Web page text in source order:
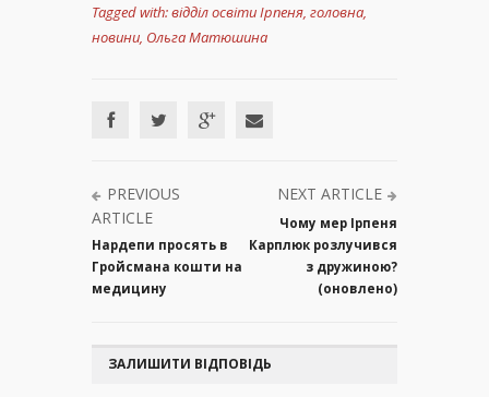
Tagged with:відділ освіти Ірпеня, головна,
новини, Ольга Матюшина
PREVIOUS
ARTICLE
Нардепи просять в
Гройсмана кошти на
медицину
NEXT ARTICLE
Чому мер Ірпеня
Карплюк розлучився
з дружиною?
(оновлено)
ЗАЛИШИТИ ВІДПОВІДЬ